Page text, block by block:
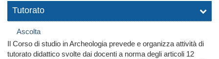
Tutorato
Ascolta
Il Corso di studio in Archeologia prevede e organizza attività di
tutorato didattico svolte dai docenti a norma degli articoli 12